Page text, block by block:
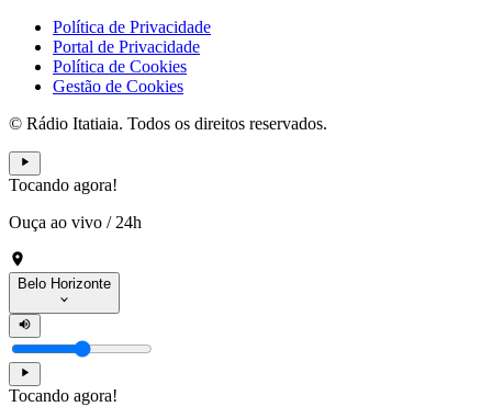
Política de Privacidade
Portal de Privacidade
Política de Cookies
Gestão de Cookies
© Rádio Itatiaia. Todos os direitos reservados.
Tocando agora!
Ouça ao vivo / 24h
Belo Horizonte
Tocando agora!